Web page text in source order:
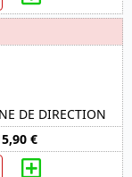
DE DIRECTION
€